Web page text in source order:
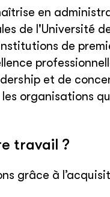
en
de l'Université
de
et de
organisations
travail ?
grâce à